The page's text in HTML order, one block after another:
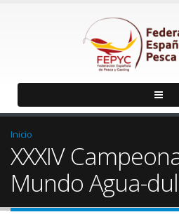
Inicio
XXXIV
Mundo Agua-